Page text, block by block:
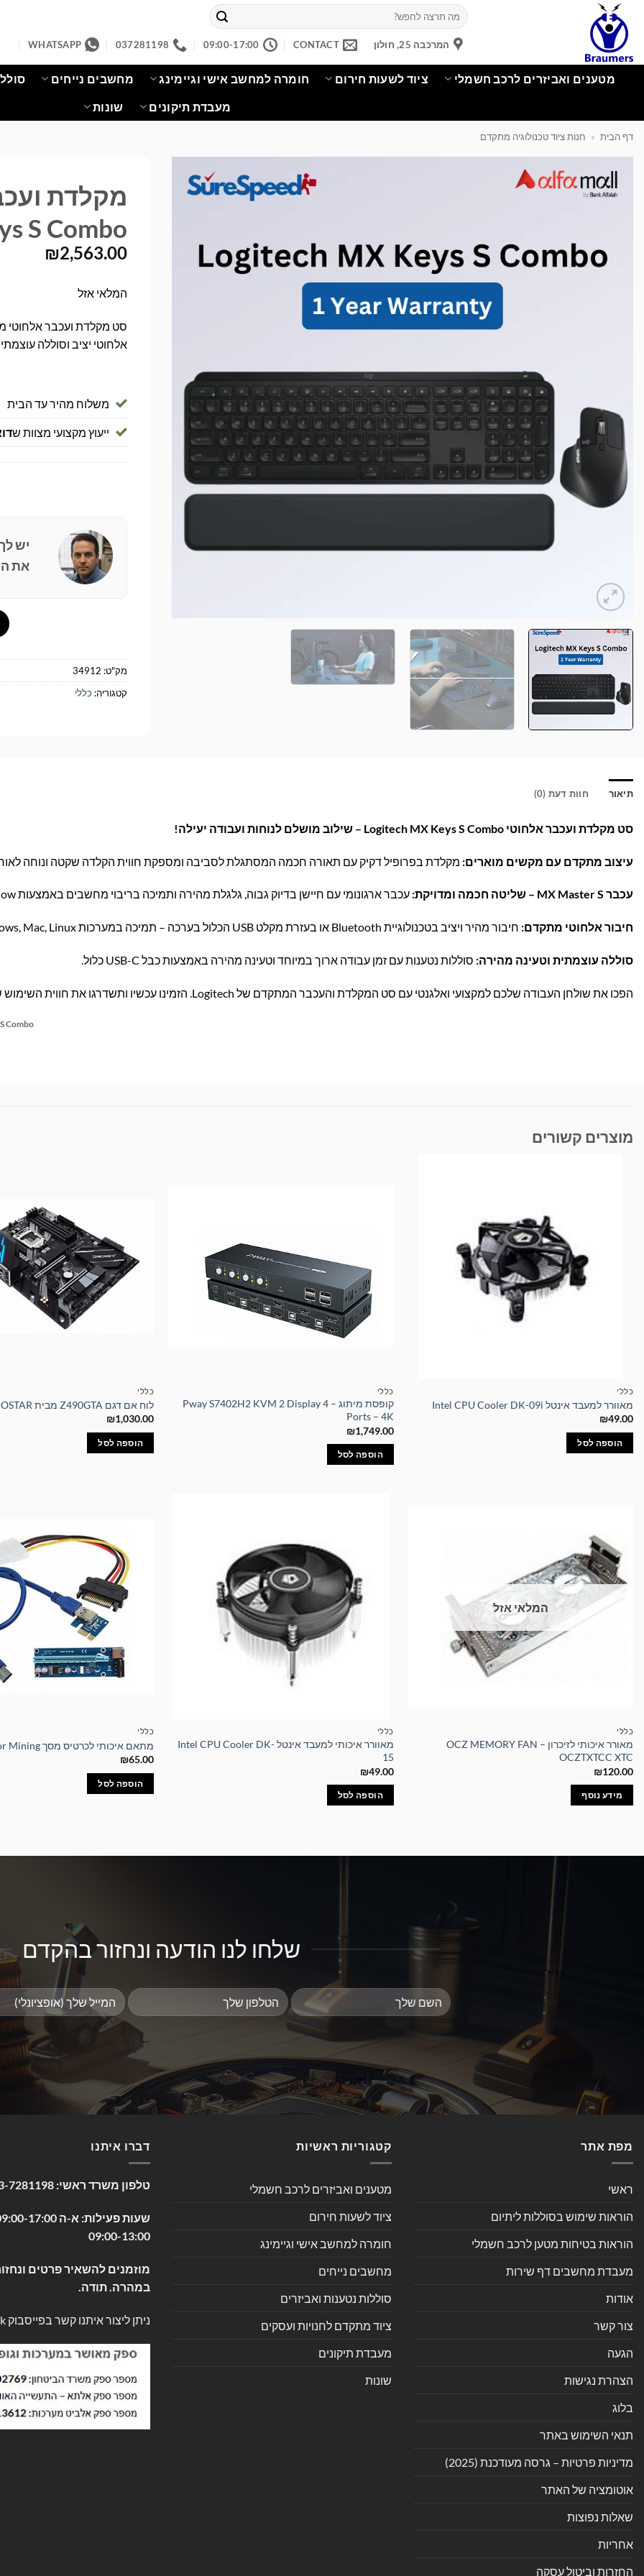
content
חיפוש
עבור:
המרכבה 25, חולון CONTACT
09:00-17:00
037281198
WHATSAPP
מטענים ואביזרים לרכב חשמלי ציוד לשעות חירום חומרה למחשב אישי וגיימינג מחשבים נייחים
מעבדת תיקונים שונות
דף הבית » חנות ציוד טכנולוגיה מתקדם
S Combo
₪2,563.00
המלאי אזל
אלחוטי יציב וסוללה
משלוח מהיר עד הבית
ייעוץ מקצועי מצוות ש
יש
את
מק"ט: 34912
קטגוריה: כללי
תיאור חוות דעת (0)
סט מקלדת ועכבר אלחוטי Logitech MX Keys S Combo – שילוב מושלם לנוחות ועבודה יעילה!
עיצוב מתקדם עם מקשים מוארים: מקלדת בפרופיל דקיק עם תאורה חכמה המסתגלת לסביבה ומספקת חווית הקלדה שקטה ונוחה
עכבר MX Master S – שליטה חכמה ומדויקת: עכבר ארגונומי עם חיישן בדיוק גבוה, גלגלת מהירה ותמיכה בריבוי מחשבים באמצעות Logitech Flow.
חיבור אלחוטי מתקדם: חיבור מהיר ויציב בטכנולוגיית Bluetooth או בעזרת מקלט USB הכלול בערכה – תמיכה במערכות Windows, Mac, Linux ועוד.
סוללה עוצמתית וטעינה מהירה: סוללות נטענות עם זמן עבודה ארוך במיוחד וטעינה מהירה באמצעות כבל USB-C כלול.
הפכו את שולחן העבודה שלכם למקצועי ואלגנטי עם סט המקלדת והעכבר המתקדם של Logitech. הזמינו עכשיו ותשדרגו את חווית השימוש שלכם!
Combo
מוצרים קשורים
כללי
מאוורר למעבד אינטל Intel CPU Cooler DK-09i
₪49.00
הוספה לסל
כללי
קופסת מיתוג – Pway S7402H2 KVM 2 Display 4
Ports – 4K
₪1,749.00
הוספה לסל
כללי
לוח אם דגם Z490GTA מבית BIOSTAR
₪1,030.00
הוספה לסל
המלאי אזל
כללי
מאורר איכותי לזיכרון – OCZ MEMORY FAN
OCZTXTCC XTC
₪120.00
מידע נוסף
כללי
מאוורר איכותי למעבד אינטל Intel CPU Cooler DK-
15
₪49.00
הוספה לסל
כללי
מתאם איכותי לכרטיס מסך Riser For Mining
₪65.00
הוספה לסל
שלחו לנו הודעה ונחזור בהקדם
מפת אתר
ראשי
הוראות שימוש בסוללות ליתיום
הוראות בטיחות מטען לרכב חשמלי
מעבדת מחשבים דף שירות
אודות
צור קשר
הגעה
הצהרת נגישות
בלוג
תנאי השימוש באתר
מדיניות פרטיות – גרסה מעודכנת (2025)
אוטומציה של האתר
שאלות נפוצות
אחריות
החזרות וביטול עסקה
קטגוריות ראשיות
מטענים ואביזרים לרכב חשמלי
ציוד לשעות חירום
חומרה למחשב אישי וגיימינג
מחשבים נייחים
סוללות נטענות ואביזרים
ציוד מתקדם לחנויות ועסקים
מעבדת תיקונים
שונות
דברו איתנו
טלפון משרד ראשי: 7281198
09:00-13:00
מוזמנים להשאיר פרטים
במהרה. תודה.
ניתן ליצור איתנו קשר בפייסבוק